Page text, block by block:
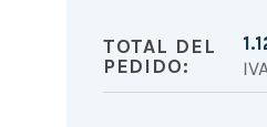
TOTAL DEL
PEDIDO: